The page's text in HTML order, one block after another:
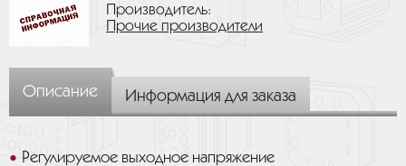
Производитель:
Прочие производители
Описание Информация для заказа
Регулируемое выходное напряжение